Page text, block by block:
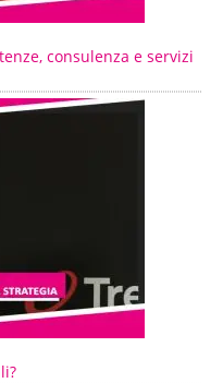
consulenza e servizi